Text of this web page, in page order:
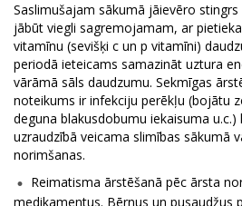
Saslimušajam sākumā jāievēro
jābūt viegli sagremojamam, ar
vitamīnu (sevišķi c un p vitamīni)
periodā ieteicams samazināt uztura
vārāmā sāls daudzumu. Sekmīgas
noteikums ir infekciju perēkļu (bojātu
deguna blakusdobumu iekaisuma u.c.)
uzraudzībā veicama slimības sākumā
norimšanas.
Reimatisma ārstēšanā pēc ārsta
medikamentus. Bērnus un pusaudžus